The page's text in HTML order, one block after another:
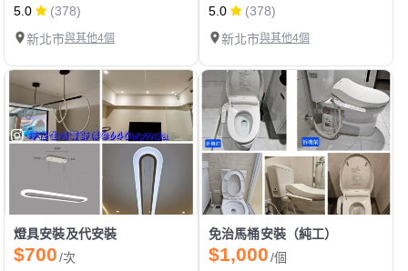
5.0
(378)
新北市與其他4個
5.0
(378)
新北市與其他4個
燈具安裝及代安裝
$700/次
免治馬桶安裝（純工）
$1,000/個